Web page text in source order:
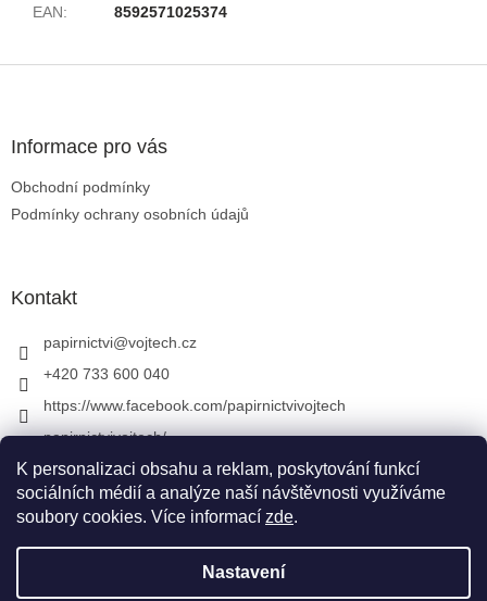
K personalizaci obsahu a reklam, poskytování funkcí
sociálních médií a analýze naší návštěvnosti využíváme
soubory cookies. Více informací zde.
Nastavení
EAN: 8592571025374
Informace pro vás
Obchodní podmínky
Podmínky ochrany osobních údajů
Kontakt
papirnictvi@vojtech.cz
+420 733 600 040
https://www.facebook.com/papirnictvivojtech
papirnictvivojtech/
+420 733 600 040
Vytvořil Shoptet&